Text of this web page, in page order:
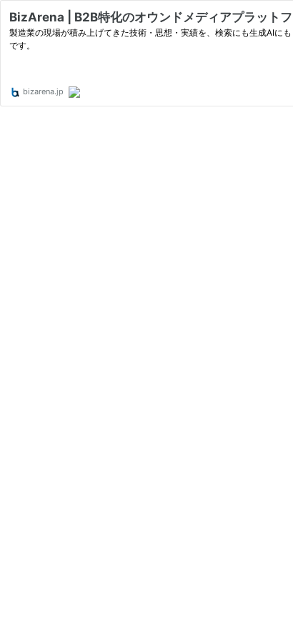
BizArena | B2B特化のオウンドメディアプラット
製造業の現場が積み上げてきた技術・思想・実績を、検索にも生成AIに
です。
bizarena.jp